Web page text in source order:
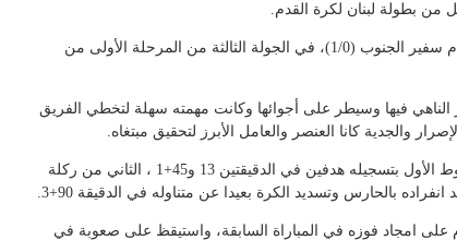
من بطولة لبنان لكرة القدم.
وبهذا الفوز يكون العهد قد ثأر بخسارته أمام سفير الجنوب (1/0)، في الجولة الثالثة من المرحلة الأولى من
الناهي فيها وسيطر على أجوائها وكانت مهمته سهلة لتخطي الفريق
والجدية كانا العنصر والعامل الأبرز لتحقيق مبتغاه.
وكان علي الحاج قد حسم النتيجة من الشوط الأول بتسجيله هدفين في الدقيقتين 13 و45+1 ، الثاني من ركلة
بالحارس وتسديد الكرة بعيدا عن متناوله في الدقيقة 90+3.
على امجاد فوزه في المباراة السابقة، واستيقظ على صعوبة في